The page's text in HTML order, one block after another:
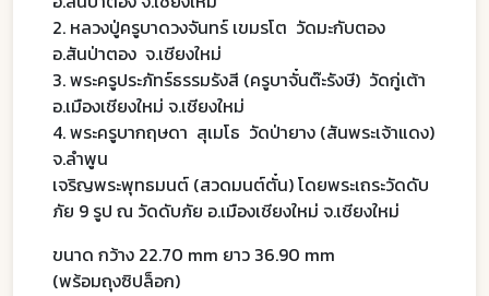
2. หลวงปู่ครูบาดวงจันทร์ เขมรโต วัดมะกับตอง
อ.สันป่าตอง จ.เชียงใหม่
3. พระครูประภัทร์ธรรมรังสี (ครูบาจั๋นต๊ะรังษี) วัดกู่เต้า
อ.เมืองเชียงใหม่ จ.เชียงใหม่
4. พระครูบากฤษดา สุเมโธ วัดป่ายาง (สันพระเจ้าแดง)
จ.ลำพูน
เจริญพระพุทธมนต์ (สวดมนต์ตั๋น) โดยพระเถระวัดดับ
ภัย 9 รูป ณ วัดดับภัย อ.เมืองเชียงใหม่ จ.เชียงใหม่
ขนาด กว้าง 22.70 mm ยาว 36.90 mm
(พร้อมถุงซิปล็อก)